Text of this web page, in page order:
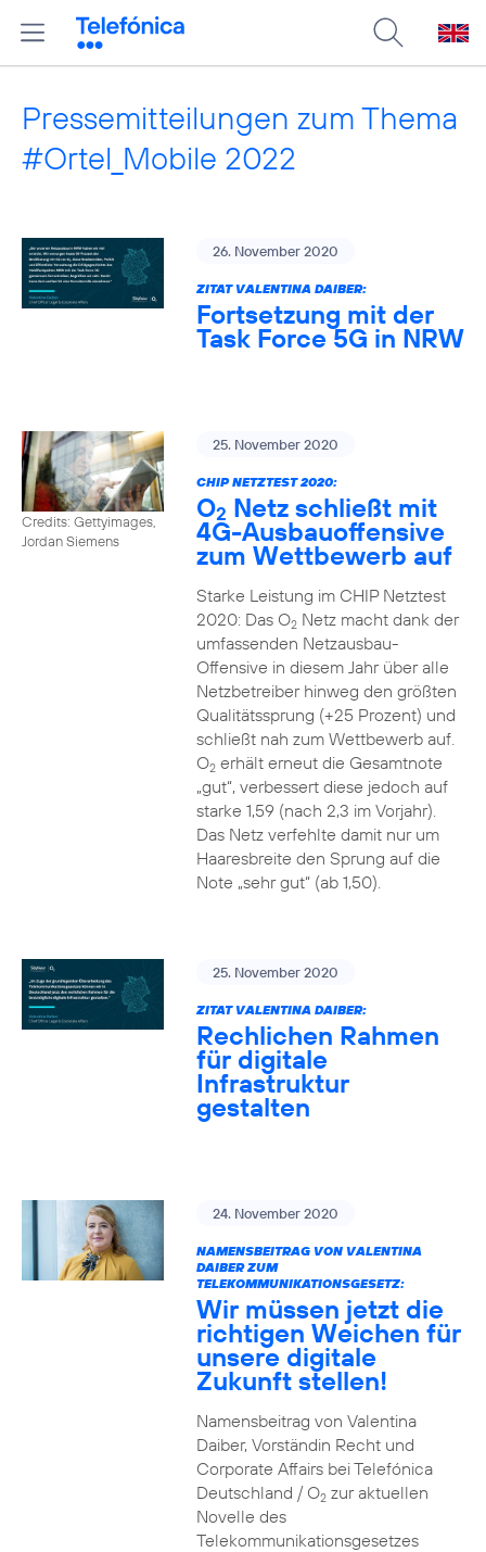
Pressemitteilungen zum Thema
#Ortel_Mobile 2022
26. November 2020
ZITAT VALENTINA DAIBER:
Fortsetzung mit der
Task Force 5G in NRW
Credits: Gettyimages,
Jordan Siemens
25. November 2020
CHIP NETZTEST 2020:
O2 Netz schließt mit
4G-Ausbauoffensive
zum Wettbewerb auf
Starke Leistung im CHIP Netztest
2020: Das O2Netz macht dank der
umfassenden Netzausbau-
Offensive in diesem Jahr über alle
Netzbetreiber hinweg den größten
Qualitätssprung (+25 Prozent) und
schließt nah zum Wettbewerb auf.
O2erhält erneut die Gesamtnote
„gut“, verbessert diese jedoch auf
starke 1,59 (nach 2,3 im Vorjahr).
Das Netz verfehlte damit nur um
Haaresbreite den Sprung auf die
Note „sehr gut“ (ab 1,50).
25. November 2020
ZITAT VALENTINA DAIBER:
Rechlichen Rahmen
für digitale
Infrastruktur
gestalten
24. November 2020
NAMENSBEITRAG VON VALENTINA
DAIBER ZUM
TELEKOMMUNIKATIONSGESETZ:
Wir müssen jetzt die
richtigen Weichen für
unsere digitale
Zukunft stellen!
Namensbeitrag von Valentina
Daiber, Vorständin Recht und
Corporate Affairs bei Telefónica
Deutschland / O2zur aktuellen
Novelle des
Telekommunikationsgesetzes